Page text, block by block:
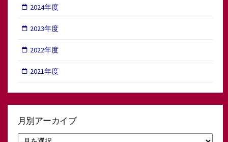
2024年度
2023年度
2022年度
2021年度
月別アーカイブ